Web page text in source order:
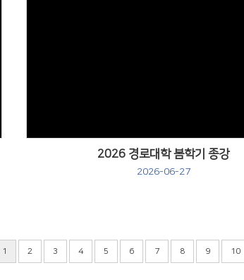
2026 경로대학 봄학기 종강
2026-06-27
1 2 3 4 5 6 7 8 9 10